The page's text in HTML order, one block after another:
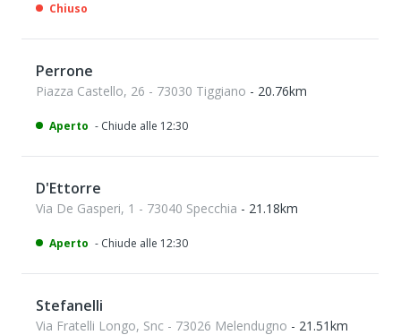
Chiuso
Perrone
Piazza Castello, 26 - 73030 Tiggiano - 20.76km
Aperto - Chiude alle 12:30
D'Ettorre
Via De Gasperi, 1 - 73040 Specchia - 21.18km
Aperto - Chiude alle 12:30
Stefanelli
Via Fratelli Longo, Snc - 73026 Melendugno - 21.51km